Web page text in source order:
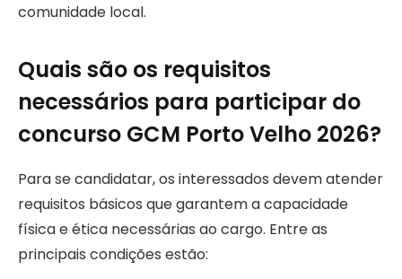
comunidade local.
Quais são os requisitos
necessários para participar do
concurso GCM Porto Velho 2026?
Para se candidatar, os interessados devem atender
requisitos básicos que garantem a capacidade
física e ética necessárias ao cargo. Entre as
principais condições estão: